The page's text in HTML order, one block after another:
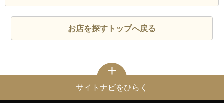
お店を探すトップへ戻る
サイトナビをひらく